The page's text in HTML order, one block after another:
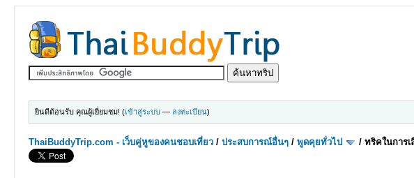
ยินดีต้อนรับ คุณผู้เยี่ยมชม! (เข้าสู่ระบบ — ลงทะเบียน)
ThaiBuddyTrip.com - เว็บคู่หูของคนชอบเที่ยว /ประสบการณ์อื่นๆ /พูดคุยทั่วไป /ทริคในการ